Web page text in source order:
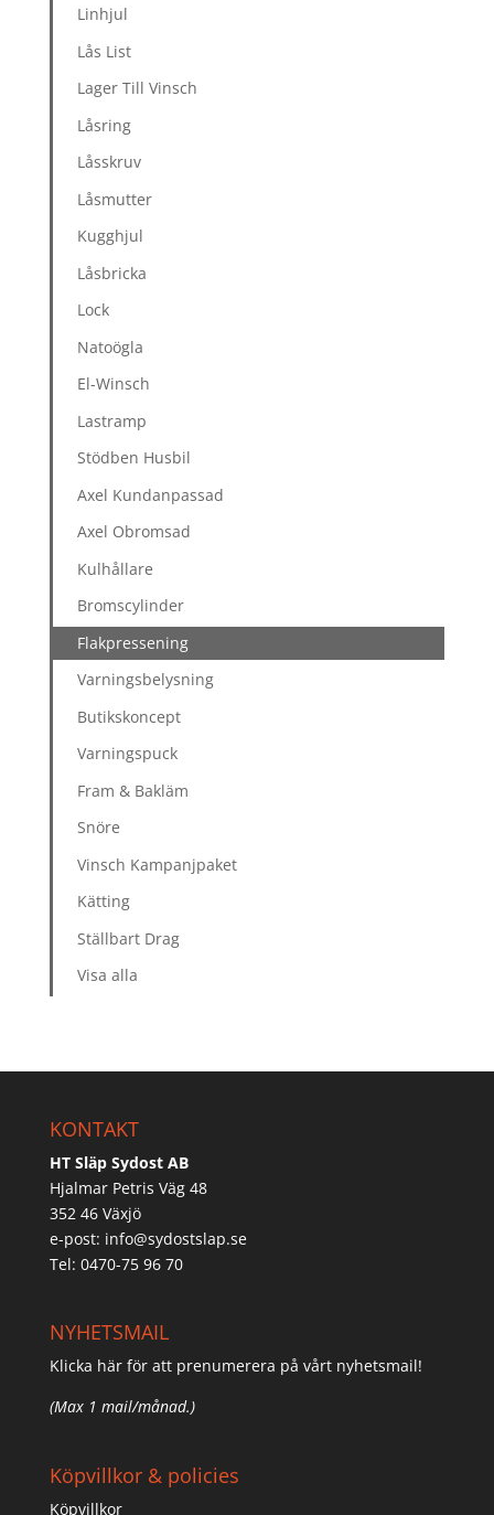
Linhjul
Lås List
Lager Till Vinsch
Låsring
Låsskruv
Låsmutter
Kugghjul
Låsbricka
Lock
Natoögla
El-Winsch
Lastramp
Stödben Husbil
Axel Kundanpassad
Axel Obromsad
Kulhållare
Bromscylinder
Flakpressening
Varningsbelysning
Butikskoncept
Varningspuck
Fram & Bakläm
Snöre
Vinsch Kampanjpaket
Kätting
Ställbart Drag
Visa alla
KONTAKT
HT Släp Sydost AB
Hjalmar Petris Väg 48
352 46 Växjö
e-post: info@sydostslap.se
Tel: 0470-75 96 70
NYHETSMAIL
Klicka här för att prenumerera på vårt nyhetsmail!
(Max 1 mail/månad.)
Köpvillkor & policies
Köpvillkor